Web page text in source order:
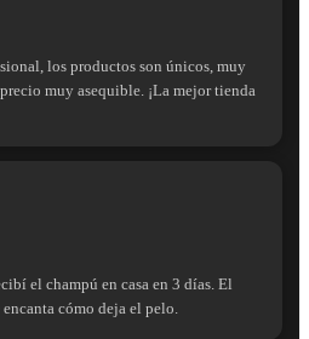
los productos son únicos, muy
muy asequible. ¡La mejor tienda
el champú en casa en 3 días. El
cómo deja el pelo.